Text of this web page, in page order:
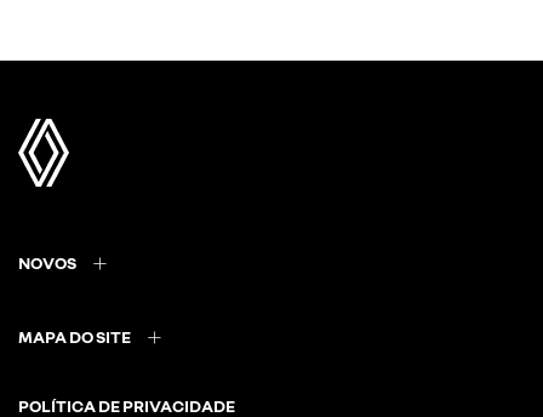
NOVOS
MAPA DO SITE
POLÍTICA DE PRIVACIDADE